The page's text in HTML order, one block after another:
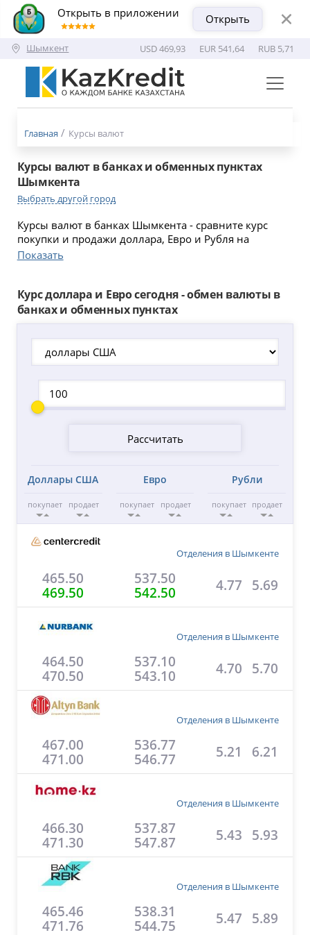
Открыть в приложении Открыть
Шымкент USD 469,93 EUR 541,64 RUB 5,71
Меню
Главная Курсы валют
Курсы валют в банках и обменных пунктах
Шымкента
Выбрать другой город
Курсы валют в банках Шымкента - сравните курс
покупки и продажи доллара, Евро и Рубля на
сегодня. Адреса отделений банков Шымкента для
Показать
Курс доллара и Евро сегодня - обмен валюты в
банках и обменных пунктах
Доллары США
покупает продает
Евро
покупает продает
Рубли
покупает продает
Отделения в Шымкенте
465.50
469.50
537.50
542.50
4.77 5.69
Отделения в Шымкенте
464.50
470.50
537.10
543.10
4.70 5.70
Отделения в Шымкенте
467.00
471.00
536.77
546.77
5.21 6.21
Отделения в Шымкенте
466.30
471.30
537.87
547.87
5.43 5.93
Отделения в Шымкенте
465.46
471.76
538.31
544.75
5.47 5.89